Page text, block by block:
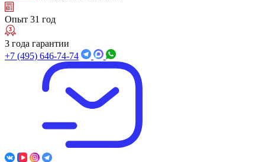
Опыт 31 год
3 года гарантии
+7 (495) 646-74-74